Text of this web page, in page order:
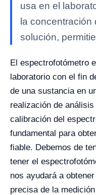
usa en el
la
solución,
El espectrofotómetro
laboratorio con el fin
de una sustancia en
realización de
calibración del
fundamental para
fiable. Debemos de
tener el
nos ayudará a
precisa de la